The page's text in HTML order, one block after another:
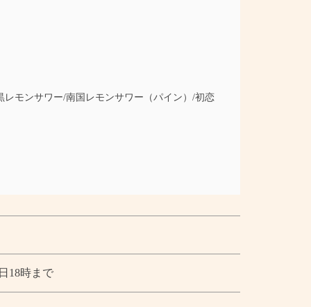
モンサワー/南国レモンサワー（パイン）/初恋
18時まで